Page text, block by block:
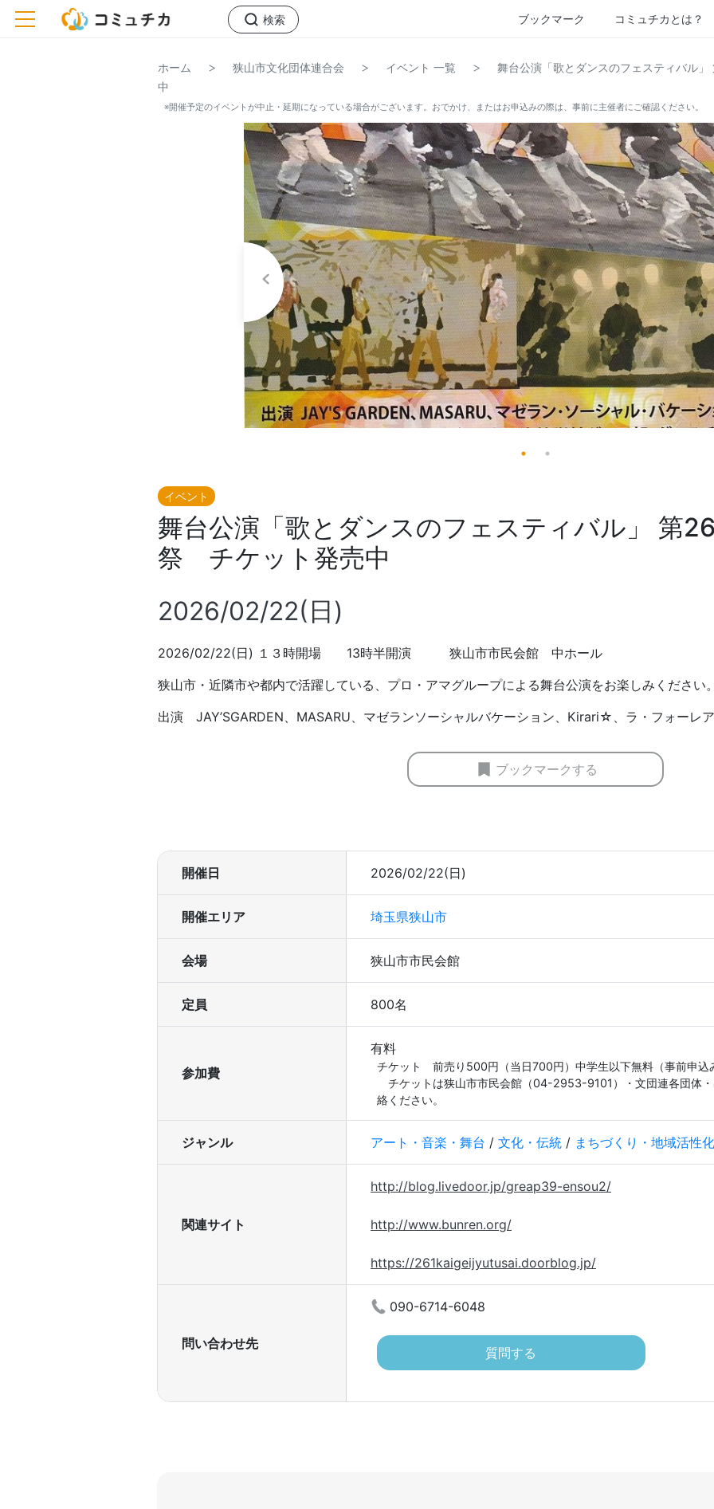
toggle navigation 検索 ブックマーク コミュチカとは？
ホーム > 狭山市文化団体連合会 > イベント 一覧 >
舞台公演「歌とダンスのフェスティバル
中
※開催予定のイベントが中止・延期になっている場合がございます。おでかけ、またはお申込みの際は、事前に主催者にご確認ください。
イベント
舞台公演「歌とダンスのフェスティバル」 第
祭 チケット発売中
2026/02/22(日)
2026/02/22(日) １３時開場 13時半開演 狭山市市民会館 中ホール
狭山市・近隣市や都内で活躍している、プロ・アマグループによる舞台公演をお楽しみください
出演 JAY’SGARDEN、MASARU、マゼランソーシャルバケーション、Kirari☆、ラ・フォーレ
ブックマークする
開催日 2026/02/22(日)
開催エリア 埼玉県狭山市
会場 狭山市市民会館
定員 800名
参加費
有料
チケット　前売り500円（当日700円）中学生以下無料（事前申込
チケットは狭山市市民会館（04-2953-9101）・文団連各団体
絡ください。
ジャンル アート・音楽・舞台 / 文化・伝統 / まちづくり・地域活性化
関連サイト
http://blog.livedoor.jp/greap39-ensou2/
http://www.bunren.org/
https://261kaigeijyutusai.doorblog.jp/
問い合わせ先
090-6714-6048
質問する